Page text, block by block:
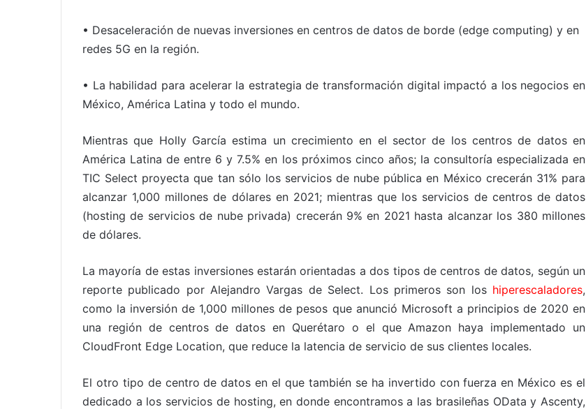
• Desaceleración de nuevas inversiones en centros de datos de borde (edge computing) y en
redes 5G en la región.
• La habilidad para acelerar la estrategia de transformación digital impactó a los negocios en
México, América Latina y todo el mundo.
Mientras que Holly García estima un crecimiento en el sector de los centros de datos en
América Latina de entre 6 y 7.5% en los próximos cinco años; la consultoría especializada en
TIC Select proyecta que tan sólo los servicios de nube pública en México crecerán 31% para
alcanzar 1,000 millones de dólares en 2021; mientras que los servicios de centros de datos
(hosting de servicios de nube privada) crecerán 9% en 2021 hasta alcanzar los 380 millones
de dólares.
La mayoría de estas inversiones estarán orientadas a dos tipos de centros de datos, según un
reporte publicado por Alejandro Vargas de Select. Los primeros son los hiperescaladores,
como la inversión de 1,000 millones de pesos que anunció Microsoft a principios de 2020 en
una región de centros de datos en Querétaro o el que Amazon haya implementado un
CloudFront Edge Location, que reduce la latencia de servicio de sus clientes locales.
El otro tipo de centro de datos en el que también se ha invertido con fuerza en México es el
dedicado a los servicios de hosting, en donde encontramos a las brasileñas OData y Ascenty,